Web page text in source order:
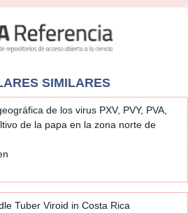
SIMILARES
de los virus PXV, PVY, PVA,
de la papa en la zona norte de
Tuber Viroid in Costa Rica